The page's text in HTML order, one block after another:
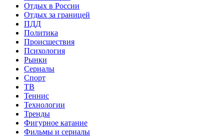
Отдых в России
Отдых за границей
ПДД
Политика
Происшествия
Психология
Рынки
Сериалы
Спорт
ТВ
Теннис
Технологии
Тренды
Фигурное катание
Фильмы и сериалы